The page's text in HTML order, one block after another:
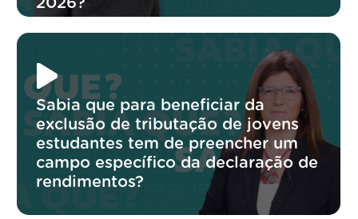
Sabia que para beneficiar da
exclusão de tributação de jovens
estudantes tem de preencher um
campo específico da declaração de
rendimentos?